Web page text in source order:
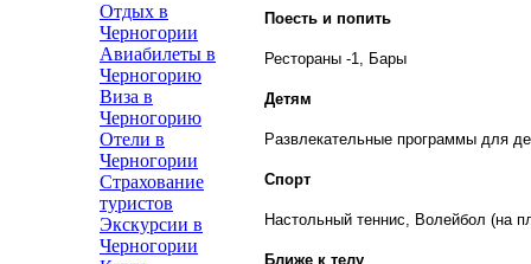
Отдых в
Черногории
Авиабилеты в
Черногорию
Виза в
Черногорию
Отели в
Черногории
Страхование
туристов
Экскурсии в
Черногории
Поесть и попить
Рестораны -1, Бары
Детям
Развлекательные программы для
Спорт
Настольный теннис, Волейбол (на
Ближе к телу